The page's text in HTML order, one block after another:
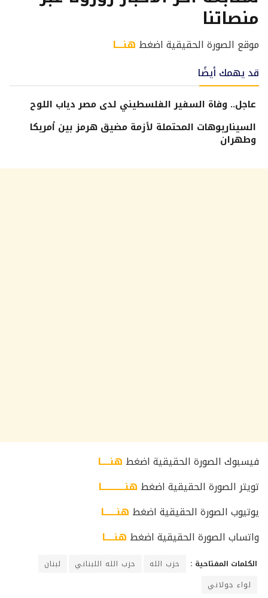
منصاتنا
موقع الصورة الحقيقية اضغط هنــــا
قد يهمك أيضًا
عاجل.. وفاة السفير الفلسطيني لدى مصر دياب اللوح
السيناريوهات المحتملة لأزمة مضيق هرمز بين أمريكا
وطهران
فيسبوك الصورة الحقيقية اضغط هنـــــا
تويتر الصورة الحقيقية اضغط هنـــــــــــــا
يوتيوب الصورة الحقيقية اضغط هنـــــــا
واتساب الصورة الحقيقية اضغط هنـــــا
الكلمات المفتاحية : حزب الله حزب الله اللبناني
لبنان
لواء جولاني